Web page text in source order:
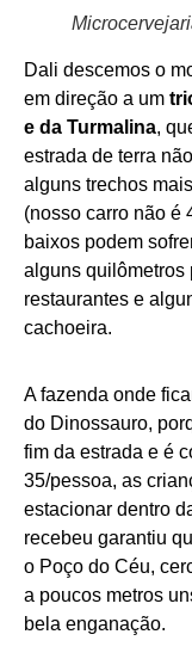
Dali descemos o
em direção a um
e da Turmalina,
estrada de terra
alguns trechos
(nosso carro não é
baixos podem
alguns quilômetros
restaurantes e
cachoeira.
A fazenda onde
do Dinossauro,
fim da estrada e é
35/pessoa, as
estacionar dentro
recebeu garantiu
o Poço do Céu,
a poucos metros
bela enganação.